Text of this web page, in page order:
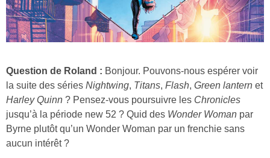
Question de Roland : Bonjour. Pouvons-nous espérer voir
la suite des séries Nightwing, Titans, Flash, Green lantern et
Harley Quinn ? Pensez-vous poursuivre les Chronicles
jusqu’à la période new 52 ? Quid des Wonder Woman par
Byrne plutôt qu’un Wonder Woman par un frenchie sans
aucun intérêt ?